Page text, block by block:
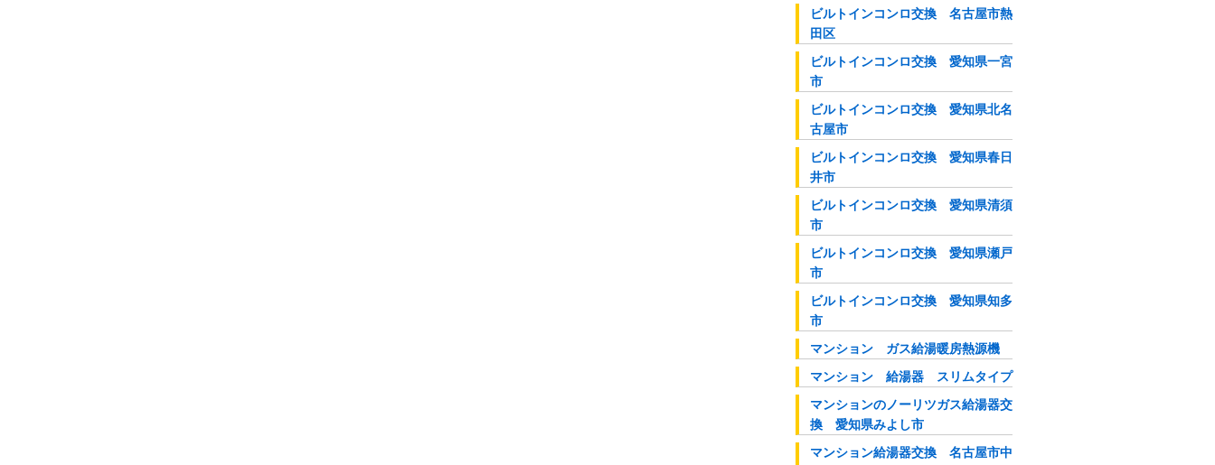
ビルトインコンロ交換 名古屋市熱
田区
ビルトインコンロ交換 愛知県一宮
市
ビルトインコンロ交換 愛知県北名
古屋市
ビルトインコンロ交換 愛知県春日
井市
ビルトインコンロ交換 愛知県清須
市
ビルトインコンロ交換 愛知県瀬戸
市
ビルトインコンロ交換 愛知県知多
市
マンション ガス給湯暖房熱源機
マンション 給湯器 スリムタイプ
マンションのノーリツガス給湯器交
換 愛知県みよし市
マンション給湯器交換 名古屋市中